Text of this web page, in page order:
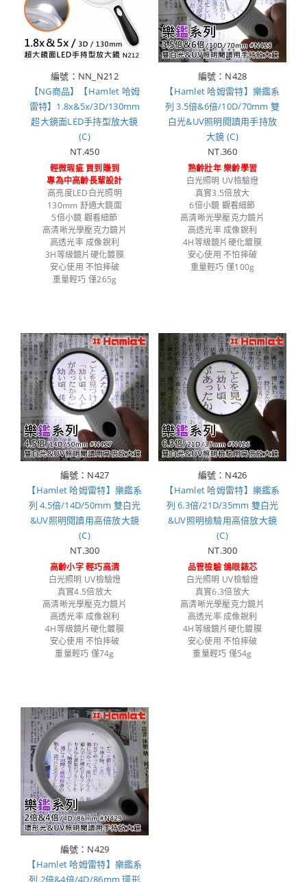
編號：NN_N212
【NG商品】【Hamlet 哈姆
雷特】1.8x&5x/3D/130mm
超大鏡面LED手持型放大鏡
(C)
NT.450
輕微瑕疵 買到賺到
專為中高齡長輩設計
高亮度LED白光照明
130mm 舒適大鏡面
5倍小鏡 觀看細節
高清晰光學壓克力鏡片
高透光率 成像銳利
3H等級鏡片硬化鍍膜
安心使用 不怕摔破
重量輕巧 僅265g
編號：N428
【Hamlet 哈姆雷特】樂鑑系
列 3.5倍&6倍/10D/70mm 雙
白光&UV照明閱讀用手持放
大鏡 (C)
NT.360
熟齡壯年 樂齡學習
白光照明 UV檢驗燈
真實3.5倍放大
6倍小鏡 觀看細節
高清晰光學壓克力鏡片
高透光率 成像銳利
4H等級鏡片硬化鍍膜
安心使用 不怕摔破
重量輕巧 僅100g
編號：N427
【Hamlet 哈姆雷特】樂鑑系
列 4.5倍/14D/50mm 雙白光
&UV照明閱讀用高倍放大鏡
(C)
NT.300
高齡小字 輕巧高清
白光照明 UV檢驗燈
真實4.5倍放大
高清晰光學壓克力鏡片
高透光率 成像銳利
4H等級鏡片硬化鍍膜
安心使用 不怕摔破
重量輕巧 僅74g
編號：N426
【Hamlet 哈姆雷特】樂鑑系
列 6.3倍/21D/35mm 雙白光
&UV照明檢驗用高倍放大鏡
(C)
NT.300
品管檢驗 鴿眼錶芯
白光照明 UV檢驗燈
真實6.3倍放大
高清晰光學壓克力鏡片
高透光率 成像銳利
4H等級鏡片硬化鍍膜
安心使用 不怕摔破
重量輕巧 僅54g
編號：N429
【Hamlet 哈姆雷特】樂鑑系
列 2倍&4倍/4D/86mm 環形